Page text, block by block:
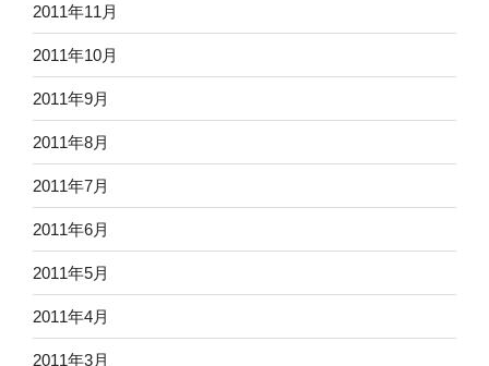
2011年11月
2011年10月
2011年9月
2011年8月
2011年7月
2011年6月
2011年5月
2011年4月
2011年3月